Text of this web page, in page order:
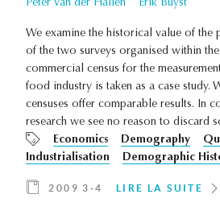
Peter Van der Hallen Erik Buyst
We examine the historical value of the
of the two surveys organised within
commercial census for the
food industry is taken as a case study.
censuses offer comparable results. In
research we see no reason to discard
Economics
Demography
Industrialisation
Demographic
2009 3-4 LIRE LA SUITE